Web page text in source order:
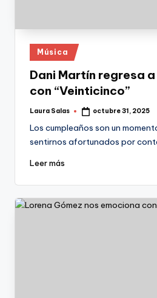
Publicado
en
Música
Dani Martín regresa
con “Veinticinco”
Publicado
Laura Salas octubre 31, 2025
Los cumpleaños son un
sentirnos afortunados por
Leer más